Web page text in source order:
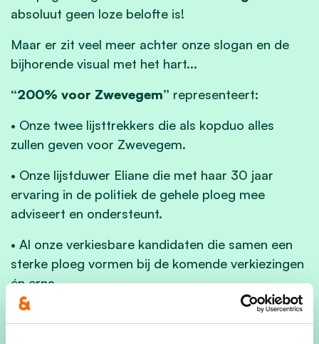
absoluut geen loze belofte is!
Maar er zit veel meer achter onze slogan en de
bijhorende visual met het hart...
“200% voor Zwevegem” representeert:
• Onze twee lijsttrekkers die als kopduo alles
zullen geven voor Zwevegem.
• Onze lijstduwer Eliane die met haar 30 jaar
ervaring in de politiek de gehele ploeg mee
adviseert en ondersteunt.
• Al onze verkiesbare kandidaten die samen een
sterke ploeg vormen bij de komende verkiezingen
én erna.
Al onze leden en vrijwilligers die achter de